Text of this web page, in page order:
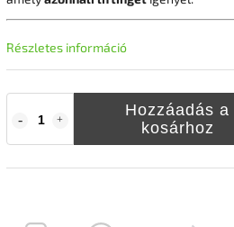
Hozzáadás a
kosárhoz
Részletes információ